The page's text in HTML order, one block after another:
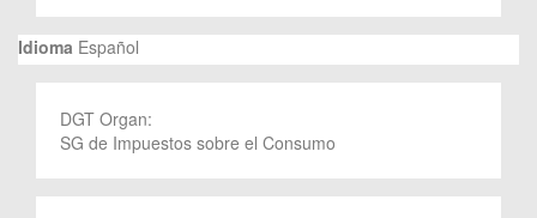
Idioma Español
DGT Organ:
SG de Impuestos sobre el Consumo